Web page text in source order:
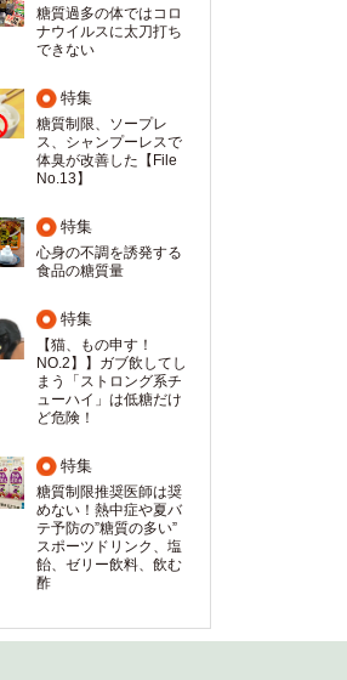
糖質過多の体ではコロ
ナウイルスに太刀打ち
できない
特集
糖質制限、ソープレ
ス、シャンプーレスで
体臭が改善した【File
No.13】
特集
心身の不調を誘発する
食品の糖質量
特集
【猫、もの申す！
NO.2】】ガブ飲してし
まう「ストロング系チ
ューハイ」は低糖だけ
ど危険！
特集
糖質制限推奨医師は奨
めない！熱中症や夏バ
テ予防の”糖質の多い”
スポーツドリンク、塩
飴、ゼリー飲料、飲む
酢